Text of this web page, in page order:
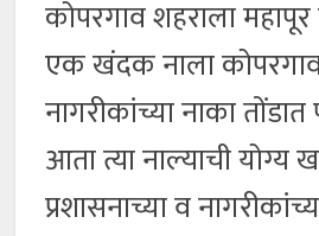
कोपरगाव शहराला
एक खंदक नाला
नागरीकांच्या नाका
आता त्या नाल्याची योग्य
प्रशासनाच्या व